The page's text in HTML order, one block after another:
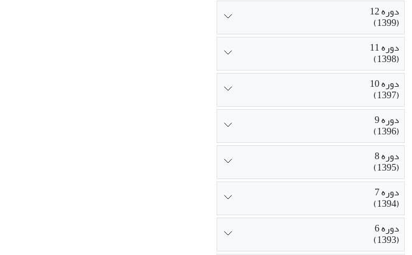
دوره 12
(1399)
دوره 11
(1398)
دوره 10
(1397)
دوره 9
(1396)
دوره 8
(1395)
دوره 7
(1394)
دوره 6
(1393)